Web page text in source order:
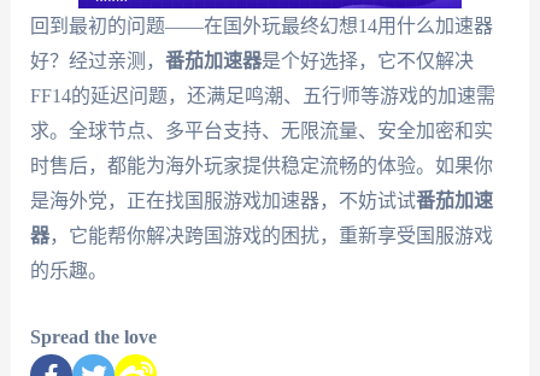
回到最初的问题——在国外玩最终幻想14用什么加速器
好？经过亲测， 番茄加速器是个好选择，它不仅解决
FF14的延迟问题，还满足鸣潮、五行师等游戏的加速需
求。全球节点、多平台支持、无限流量、安全加密和实
时售后，都能为海外玩家提供稳定流畅的体验。如果你
是海外党，正在找国服游戏加速器，不妨试试番茄加速
器，它能帮你解决跨国游戏的困扰，重新享受国服游戏
的乐趣。
Spread the love